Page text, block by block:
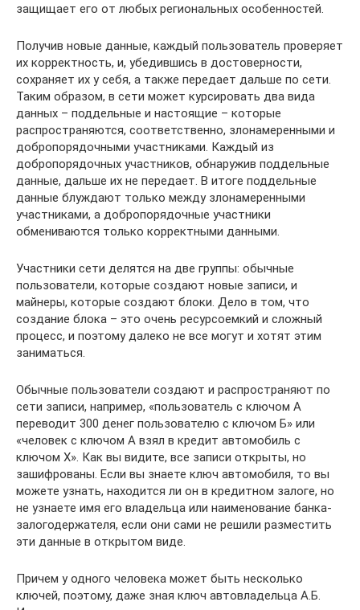
защищает его от любых региональных особенностей.
Получив новые данные, каждый пользователь проверяет
их корректность, и, убедившись в достоверности,
сохраняет их у себя, а также передает дальше по сети.
Таким образом, в сети может курсировать два вида
данных – поддельные и настоящие – которые
распространяются, соответственно, злонамеренными и
добропорядочными участниками. Каждый из
добропорядочных участников, обнаружив поддельные
данные, дальше их не передает. В итоге поддельные
данные блуждают только между злонамеренными
участниками, а добропорядочные участники
обмениваются только корректными данными.
Участники сети делятся на две группы: обычные
пользователи, которые создают новые записи, и
майнеры, которые создают блоки. Дело в том, что
создание блока – это очень ресурсоемкий и сложный
процесс, и поэтому далеко не все могут и хотят этим
заниматься.
Обычные пользователи создают и распространяют по
сети записи, например, «пользователь с ключом А
переводит 300 денег пользователю с ключом Б» или
«человек с ключом А взял в кредит автомобиль с
ключом Х». Как вы видите, все записи открыты, но
зашифрованы. Если вы знаете ключ автомобиля, то вы
можете узнать, находится ли он в кредитном залоге, но
не узнаете имя его владельца или наименование банка-
залогодержателя, если они сами не решили разместить
эти данные в открытом виде.
Причем у одного человека может быть несколько
ключей, поэтому, даже зная ключ автовладельца А.Б.